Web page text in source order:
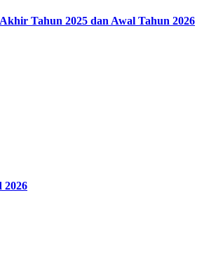
Tahun 2025 dan Awal Tahun 2026
2026